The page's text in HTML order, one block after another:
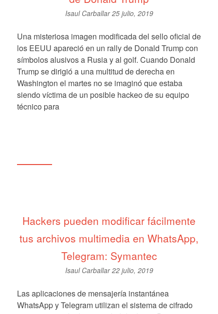
Isaul Carballar25 julio, 2019
Una misteriosa imagen modificada del sello oficial de
los EEUU apareció en un rally de Donald Trump con
símbolos alusivos a Rusia y al golf. Cuando Donald
Trump se dirigió a una multitud de derecha en
Washington el martes no se imaginó que estaba
siendo víctima de un posible hackeo de su equipo
técnico para
Hackers pueden modificar fácilmente
tus archivos multimedia en WhatsApp,
Telegram: Symantec
Isaul Carballar22 julio, 2019
Las aplicaciones de mensajería instantánea
WhatsApp y Telegram utilizan el sistema de cifrado